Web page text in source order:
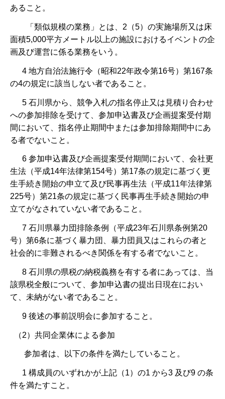
あること。
「類似規模の業務」とは、2（5）の実施場所又は床
面積5,000平方メートル以上の施設におけるイベントの企
画及び運営に係る業務をいう。
4 地方自治法施行令（昭和22年政令第16号）第167条
の4の規定に該当しない者であること。
5 石川県から、競争入札の指名停止又は見積り合わせ
への参加排除を受けて、参加申込書及び企画提案受付期
間において、指名停止期間中または参加排除期間中にあ
る者でないこと。
6 参加申込書及び企画提案受付期間において、会社更
生法（平成14年法律第154号）第17条の規定に基づく更
生手続き開始の申立て及び民事再生法（平成11年法律第
225号）第21条の規定に基づく民事再生手続き開始の申
立てがなされていない者であること。
7 石川県暴力団排除条例（平成23年石川県条例第20
号）第6条に基づく暴力団、暴力団員又はこれらの者と
社会的に非難されるべき関係を有する者でないこと。
8 石川県の県税の納税義務を有する者にあっては、当
該県税全般について、参加申込書の提出日現在におい
て、未納がない者であること。
9 後述の事前説明会に参加すること。
（2）共同企業体による参加
参加者は、以下の条件を満たしていること。
1 構成員のいずれかが上記（1）の1 から3 及び9 の条
件を満たすこと。